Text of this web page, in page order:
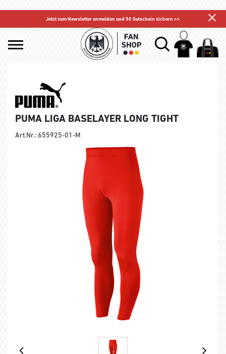
Jetzt zum Newsletter anmelden und 5€ Gutschein sichern >>
PUMA LIGA BASELAYER LONG TIGHT
Art.Nr.: 655925-01-M